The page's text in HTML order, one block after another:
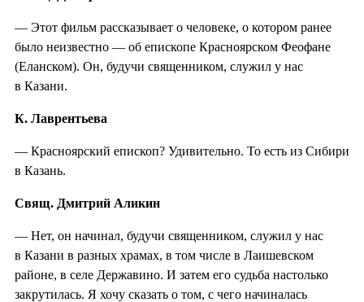
— Этот фильм рассказывает о человеке, о котором ранее
было неизвестно — об епископе Красноярском Феофане
(Еланском). Он, будучи священником, служил у нас
в Казани.
К. Лаврентьева
— Красноярский епископ? Удивительно. То есть из Сибири
в Казань.
Свящ. Дмитрий Аликин
— Нет, он начинал, будучи священником, служил у нас
в Казани в разных храмах, в том числе в Лаишевском
районе, в селе Державино. И затем его судьба настолько
закрутилась. Я хочу сказать о том, с чего начиналась